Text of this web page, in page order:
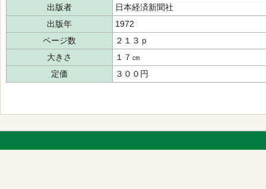
出版者
日本経済新聞社
出版年
1972
ページ数
２１３ｐ
大きさ
１７㎝
定価
３００円